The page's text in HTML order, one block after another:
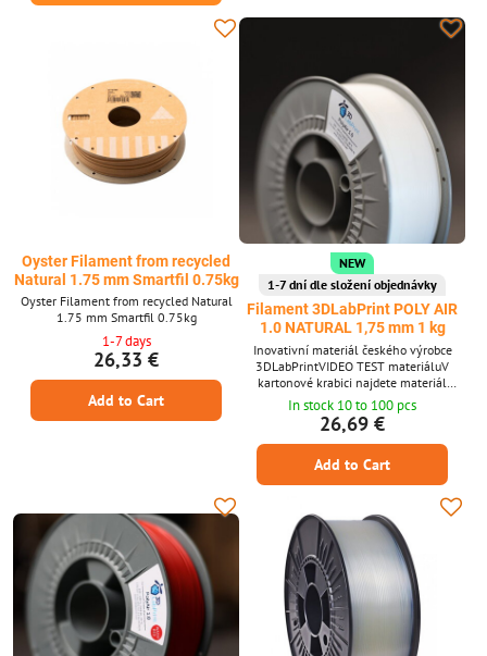
Oyster Filament from recycled
Natural 1.75 mm Smartfil 0.75kg
Oyster Filament from recycled Natural
1.75 mm Smartfil 0.75kg
1-7 days
26,33 €
Add to Cart
NEW
1-7 dní dle složení objednávky
Filament 3DLabPrint POLY AIR
1.0 NATURAL 1,75 mm 1 kg
Inovativní materiál českého výrobce
3DLabPrintVIDEO TEST materiáluV
kartonové krabici najdete materiál
vakuově zabalený spolu se silikagelem
na pohlcování vlhkosti. Krabice s cívkou
váž
In stock 10 to 100 pcs
26,69 €
Add to Cart